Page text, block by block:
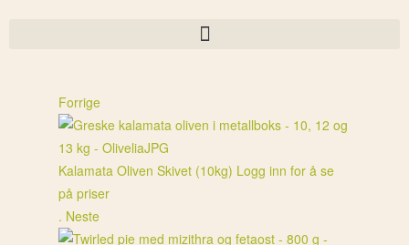
Forrige
Kalamata Oliven Skivet (10kg) Logg inn for å se
på priser
. Neste